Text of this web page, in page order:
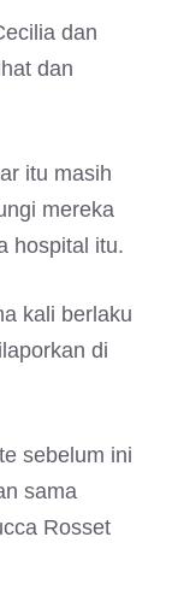
dan
dan
itu masih
mereka
hospital itu.
kali berlaku
di
sebelum ini
sama
Rosset